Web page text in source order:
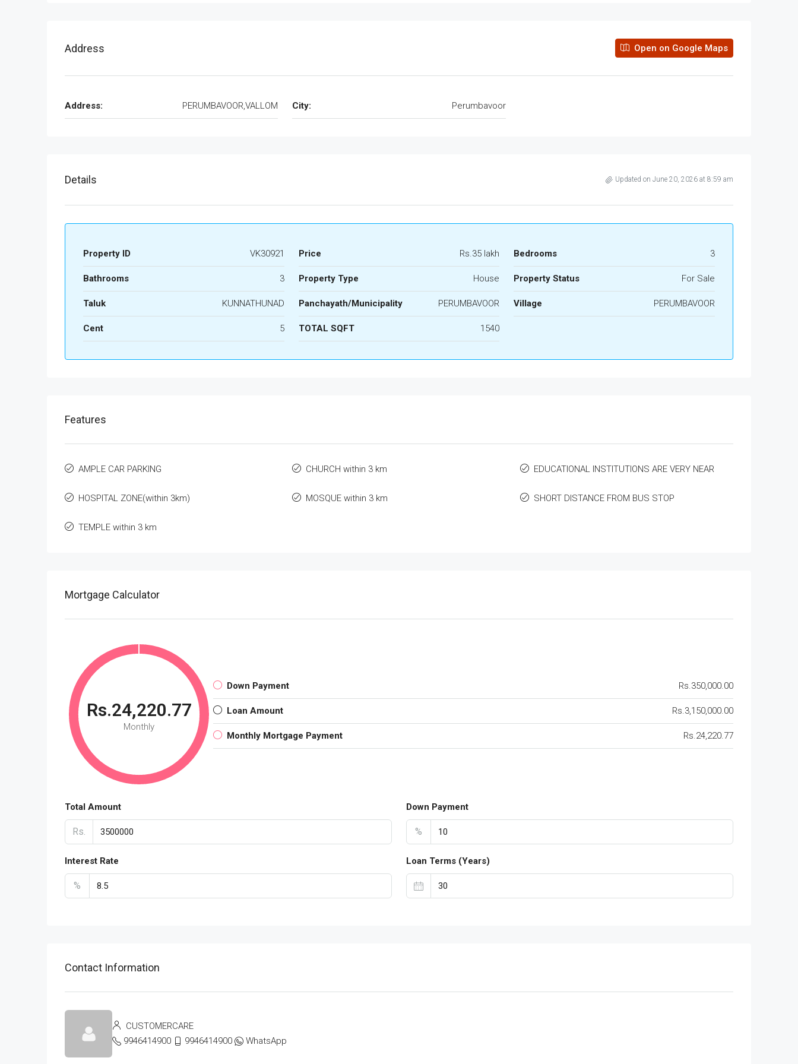
Address Open on Google Maps
Address: PERUMBAVOOR,VALLOM City: Perumbavoor
Details Updated on June 20, 2026 at 8:59 am
Property ID VK30921 Price Rs.35 lakh Bedrooms 3
Bathrooms 3 Property Type House Property Status For Sale
Taluk KUNNATHUNAD Panchayath/Municipality PERUMBAVOOR Village PERUMBAVOOR
Cent 5 TOTAL SQFT 1540
Features
AMPLE CAR PARKING CHURCH within 3 km EDUCATIONAL INSTITUTIONS ARE VERY NEAR
HOSPITAL ZONE(within 3km) MOSQUE within 3 km SHORT DISTANCE FROM BUS STOP
TEMPLE within 3 km
Mortgage Calculator
Rs.24,220.77
Monthly
Down Payment Rs.350,000.00
Loan Amount Rs.3,150,000.00
Monthly Mortgage Payment Rs.24,220.77
Total Amount
Rs.
Down Payment
%
Interest Rate
%
Loan Terms (Years)
Contact Information
CUSTOMERCARE
9946414900
9946414900 WhatsApp